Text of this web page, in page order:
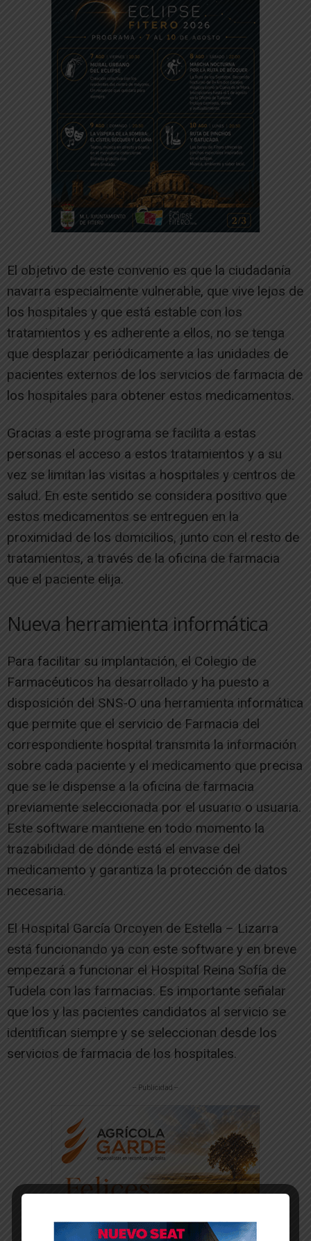
El objetivo de este convenio es que la ciudadanía
navarra especialmente vulnerable, que vive lejos de
los hospitales y que está estable con los
tratamientos y es adherente a ellos, no se tenga
que desplazar periódicamente a las unidades de
pacientes externos de los servicios de farmacia de
los hospitales para obtener estos medicamentos.
Gracias a este programa se facilita a estas
personas el acceso a estos tratamientos y a su
vez se limitan las visitas a hospitales y centros de
salud. En este sentido se considera positivo que
estos medicamentos se entreguen en la
proximidad de los domicilios, junto con el resto de
tratamientos, a través de la oficina de farmacia
que el paciente elija.
Nueva herramienta informática
Para facilitar su implantación, el Colegio de
Farmacéuticos ha desarrollado y ha puesto a
disposición del SNS-O una herramienta informática
que permite que el servicio de Farmacia del
correspondiente hospital transmita la información
sobre cada paciente y el medicamento que precisa
que se le dispense a la oficina de farmacia
previamente seleccionada por el usuario o usuaria.
Este software mantiene en todo momento la
trazabilidad de dónde está el envase del
medicamento y garantiza la protección de datos
necesaria.
El Hospital García Orcoyen de Estella – Lizarra
está funcionando ya con este software y en breve
empezará a funcionar el Hospital Reina Sofía de
Tudela con las farmacias. Es importante señalar
que los y las pacientes candidatos al servicio se
identifican siempre y se seleccionan desde los
servicios de farmacia de los hospitales.
-- Publicidad --